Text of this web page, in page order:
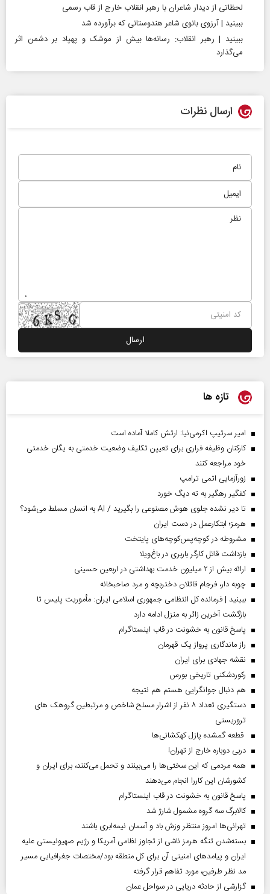
لحظاتی از دیدار شاعران با رهبر انقلاب خارج از قاب رسمی
ببینید | آرزوی بانوی شاعر هندوستانی که برآورده شد
ببینید | رهبر انقلاب: رسانه‌ها بیش از موشک و پهپاد بر دشمن اثر
می‌گذارد
ارسال نظرات
تازه ها
امیر سرتیپ اکرمی‌نیا: ارتش کاملا آماده است
کارکنان وظیفه فراری برای تعیین تکلیف وضعیت خدمتی به یگان خدمتی
خود مراجعه کنند
زورآزمایی اتمی ترامپ
کفگیر رهگیر به ته دیگ خورد
تا دیر نشده جلوی هوش مصنوعی را بگیرید / AI به انسان مسلط می‌شود؟
هرمز؛ ابتکارعمل در دست ایران
مشروطه در کوچه‌پس‌کوچه‌های پایتخت
بازداشت قاتل کارگر باربری در باغ‌ویلا
ارائه بیش از ۲ میلیون خدمت بهداشتی در اربعین حسینی
چوبه دار، فرجام قاتلان دختربچه و مرد صاحبخانه
ببینید | فرمانده کل انتظامی جمهوری اسلامی ایران­: مأموریت پلیس تا
بازگشت آخرین زائر به منزل ادامه دارد
پاسخ قانون به خشونت در قاب اینستاگرام
راز ماندگاری پرواز یک قهرمان
نقشه جهادی برای ایران
رکوردشکنی تاریخی بورس
هم دنبال جوانگرایی هستم هم نتیجه
دستگیری تعداد ۸ نفر از اشرار مسلح شاخص و مرتبطین گروهک های
تروریستی
قطعه گمشده پازل کهکشانی‌ها
دربی دوباره خارج از تهران!
همه مردمی که این سختی‌ها را می‌بینند و تحمل می‌کنند، برای ایران و
کشورشان این کاررا انجام می‌دهند
پاسخ قانون به خشونت در قاب اینستاگرام
کالابرگ سه گروه مشمول شارژ شد
تهرانی‌ها امروز منتظر وزش باد و آسمان نیمه‌ابری باشند
بسته‌شدن تنگه هرمز ناشی از تجاوز نظامی آمریکا و رژیم صهیونیستی علیه
ایران و پیامد‌های امنیتی آن برای کل منطقه بود/مختصات جغرافیایی مسیر
مد نظر طرفین، مورد تفاهم قرار گرفته
گزارشی از حادثه دریایی در سواحل عمان